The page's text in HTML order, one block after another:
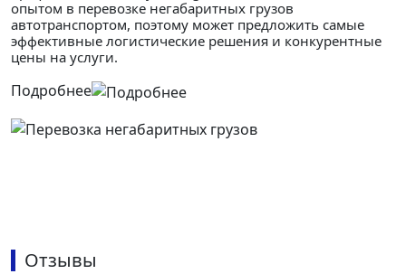
опытом в перевозке негабаритных грузов
автотранспортом, поэтому может предложить самые
эффективные логистические решения и конкурентные
цены на услуги.
Подробнее
Отзывы